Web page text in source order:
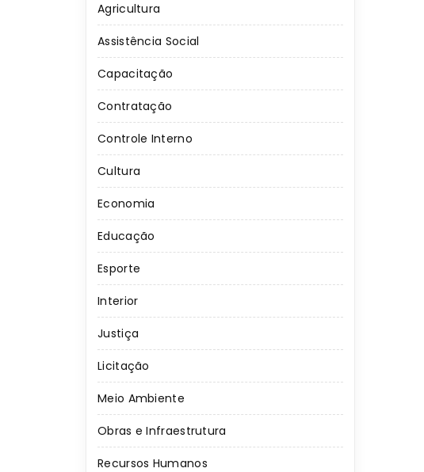
Agricultura
Assistência Social
Capacitação
Contratação
Controle Interno
Cultura
Economia
Educação
Esporte
Interior
Justiça
Licitação
Meio Ambiente
Obras e Infraestrutura
Recursos Humanos